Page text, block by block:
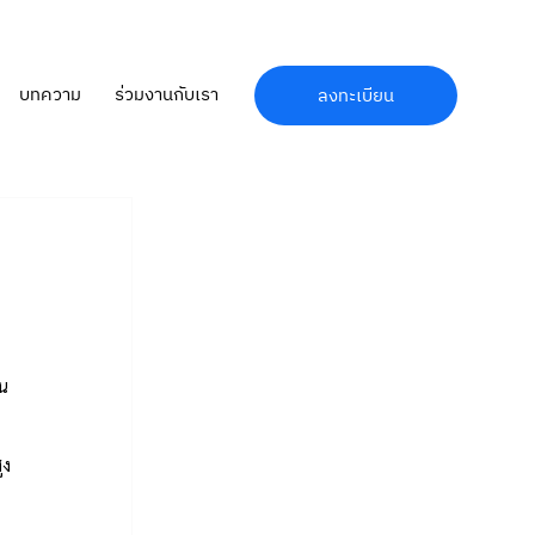
บทความ ร่วมงานกับเรา ลงทะเบียน